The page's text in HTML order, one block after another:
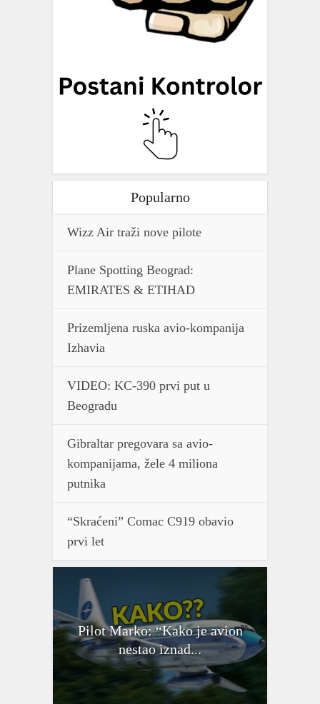
Popularno
Wizz Air traži nove pilote
Plane Spotting Beograd:
EMIRATES & ETIHAD
Prizemljena ruska avio-kompanija
Izhavia
VIDEO: KC-390 prvi put u
Beogradu
Gibraltar pregovara sa avio-
kompanijama, žele 4 miliona
putnika
“Skraćeni” Comac C919 obavio
prvi let
Pilot Marko: “Kako je avion
nestao iznad...